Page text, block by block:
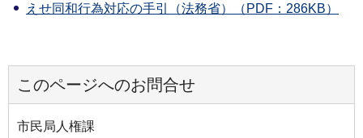
えせ同和行為対応の手引（法務省）（PDF：286KB）
このページへのお問合せ
市民局人権課